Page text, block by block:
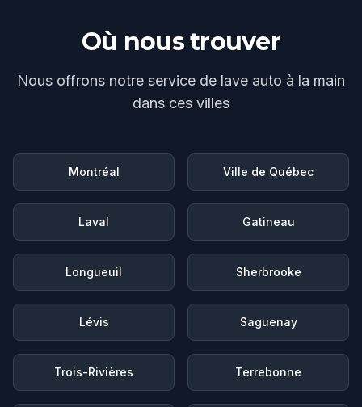
Où nous trouver
Nous offrons notre service de lave auto à la main
dans ces villes
Montréal Ville de Québec
Laval Gatineau
Longueuil Sherbrooke
Lévis Saguenay
Trois-Rivières Terrebonne